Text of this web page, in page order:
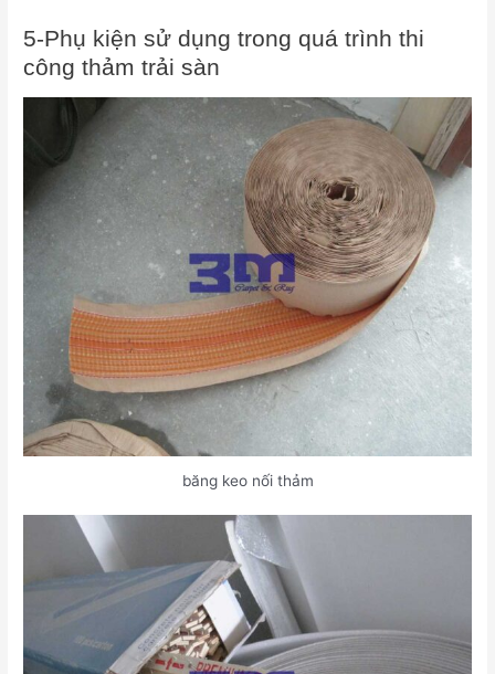
5-Phụ kiện sử dụng trong quá trình thi
công thảm trải sàn
băng keo nối thảm